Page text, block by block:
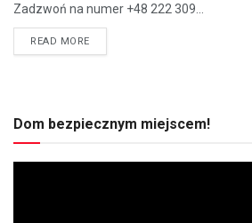
Zadzwoń na numer +48 222 309...
READ MORE
Dom bezpiecznym miejscem!